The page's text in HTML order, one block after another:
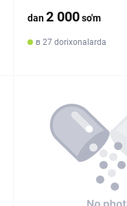
dan2 000so'm
в 27 dorixonalarda